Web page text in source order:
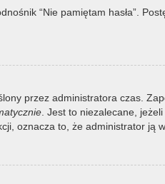
“Nie pamiętam hasła”.
przez administratora czas.
. Jest to niezalecane,
oznacza to, że administrator ją